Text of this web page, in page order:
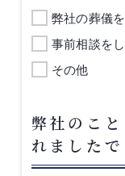
弊社の葬儀
事前相談を
その他
弊社のこ
れました